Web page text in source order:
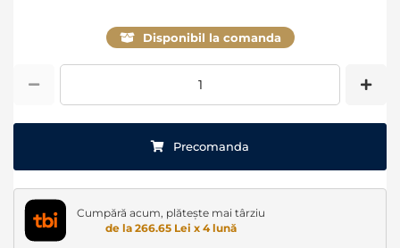
Disponibil la comanda
Precomanda
Cumpără acum, plătește mai târziu
de la 266.65 Lei x 4 lună